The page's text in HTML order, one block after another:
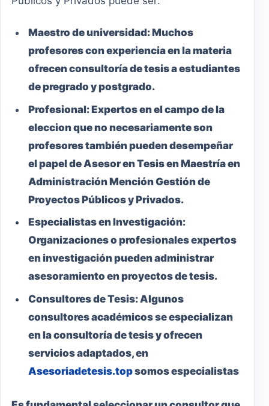
Maestrode universidad:Muchos
profesores con experiencia en la materia
ofrecen consultoría de tesis a estudiantes
de pregrado y postgrado.
Profesional:Expertos en el campo de la
eleccion que no necesariamente son
profesores también pueden desempeñar
el papel de Asesor en Tesis en Maestría en
Administración Mención Gestión de
Proyectos Públicos y Privados.
Especialistas en Investigación:
Organizaciones o profesionales expertos
en investigación pueden administrar
asesoramiento en proyectos de tesis.
Consultores de Tesis:Algunos
consultores académicos se especializan
en la consultoría de tesis y ofrecen
servicios adaptados, en
Asesoriadetesis.topsomos especialistas